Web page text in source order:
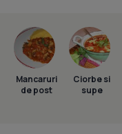
Mancaruri
de post
Ciorbe si
supe